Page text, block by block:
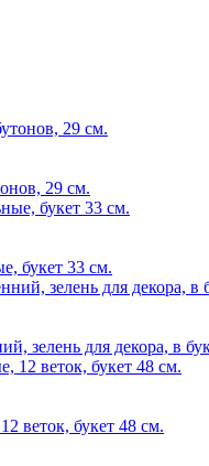
29 см.
букет 33 см.
зелень для декора, в
веток, букет 48 см.